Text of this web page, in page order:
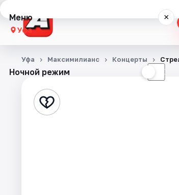
Меню ×
Уфа
Концерты
Стендап
Ночной режим ☾
Уфа Максимилианс Концерты